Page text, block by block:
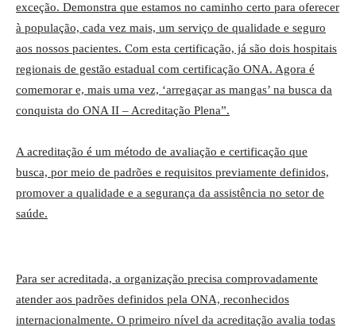
exceção. Demonstra que estamos no caminho certo para oferecer
à população, cada vez mais, um serviço de qualidade e seguro
aos nossos pacientes. Com esta certificação, já são dois hospitais
regionais de gestão estadual com certificação ONA. Agora é
comemorar e, mais uma vez, ‘arregaçar as mangas’ na busca da
conquista do ONA II – Acreditação Plena”.
A acreditação é um método de avaliação e certificação que
busca, por meio de padrões e requisitos previamente definidos,
promover a qualidade e a segurança da assistência no setor de
saúde.
Para ser acreditada, a organização precisa comprovadamente
atender aos padrões definidos pela ONA, reconhecidos
internacionalmente. O primeiro nível da acreditação avalia todas